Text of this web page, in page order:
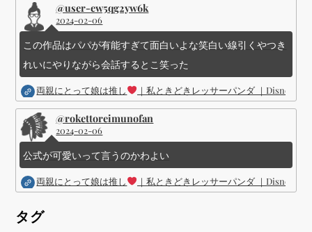
@user-ew5qg2yw6k
2024-02-06
この作品はパパが有能すぎて面白いよな笑白い線引くやつき
れいにやりながら会話するとこ笑った
両親にとって娘は推し ｜私ときどきレッサーパンダ ｜Disney (
@rokettoreimunofan
2024-02-06
公式が可愛いって言うのかわよい
両親にとって娘は推し ｜私ときどきレッサーパンダ ｜Disney (
タグ